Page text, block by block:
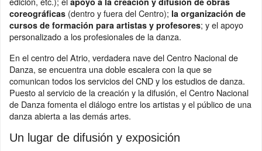
coreográficas (dentro y fuera del Centro); la organización de
cursos de formación para artistas y profesores; y el apoyo
personalizado a los profesionales de la danza.
En el centro del Atrio, verdadera nave del Centro Nacional de
Danza, se encuentra una doble escalera con la que se
comunican todos los servicios del CND y los estudios de danza.
Puesto al servicio de la creación y la difusión, el Centro Nacional
de Danza fomenta el diálogo entre los artistas y el público de una
danza abierta a las demás artes.
Un lugar de difusión y exposición